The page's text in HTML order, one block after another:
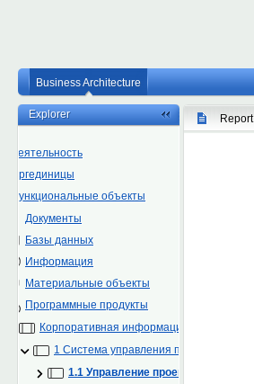
Business Architecture
Explorer
Деятельность
Оргединицы
Функциональные объекты
Документы
Базы данных
Информация
Материальные объекты
Программные продукты
Корпоративная информационная система
1 Система управления проектами
1.1 Управление проектом
Report